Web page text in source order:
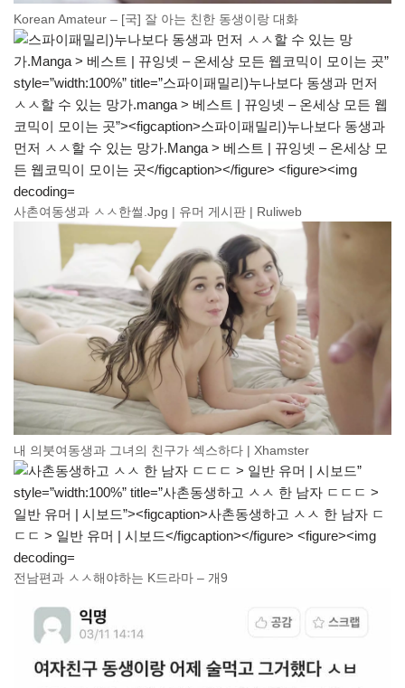
Korean Amateur – [국] 잘 아는 친한 동생이랑 대화
사촌여동생과 ㅅㅅ한썰.Jpg | 유머 게시판 | Ruliweb
내 의붓여동생과 그녀의 친구가 섹스하다 | Xhamster
전남편과 ㅅㅅ해야하는 K드라마 – 개9